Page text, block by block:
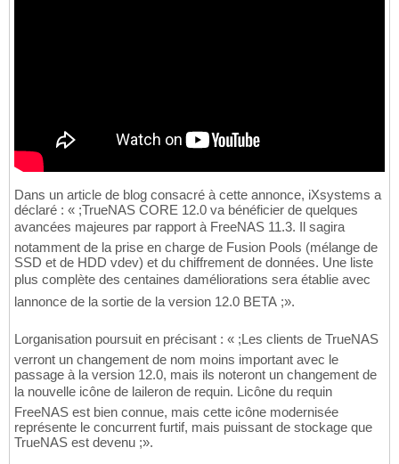
Dans un article de blog consacré à cette annonce, iXsystems a
déclaré : « ;TrueNAS CORE 12.0 va bénéficier de quelques
avancées majeures par rapport à FreeNAS 11.3. Il sagira
notamment de la prise en charge de Fusion Pools (mélange de
SSD et de HDD vdev) et du chiffrement de données. Une liste
plus complète des centaines daméliorations sera établie avec
lannonce de la sortie de la version 12.0 BETA ;».
Lorganisation poursuit en précisant : « ;Les clients de TrueNAS
verront un changement de nom moins important avec le
passage à la version 12.0, mais ils noteront un changement de
la nouvelle icône de laileron de requin. Licône du requin
FreeNAS est bien connue, mais cette icône modernisée
représente le concurrent furtif, mais puissant de stockage que
TrueNAS est devenu ;».